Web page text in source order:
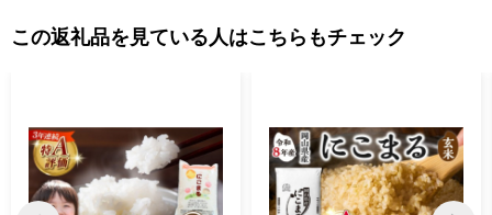
この返礼品を見ている人はこちらもチェック